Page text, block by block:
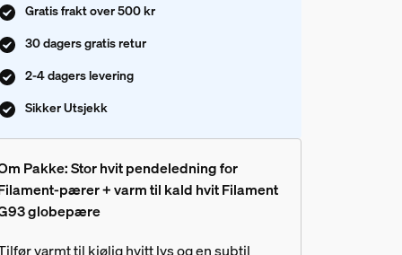
Gratis frakt over 500 kr
30 dagers gratis retur
2-4 dagers levering
Sikker Utsjekk
Pakke: Stor hvit pendeledning for
pærer + varm til kald hvit Filament
globepære
varmt til kjølig hvitt lys og en subtil